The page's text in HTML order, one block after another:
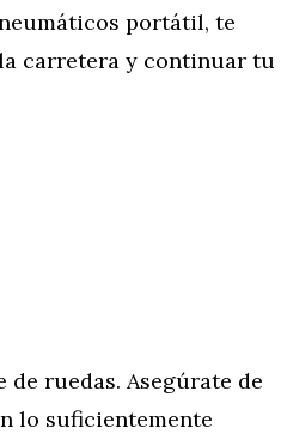
portátil, te
carretera y continuar tu
ruedas. Asegúrate de
lo suficientemente